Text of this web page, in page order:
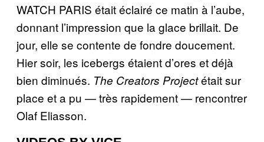
WATCH PARIS était éclairé ce matin à l’aube,
donnant l’impression que la glace brillait. De
jour, elle se contente de fondre doucement.
Hier soir, les icebergs étaient d’ores et déjà
bien diminués. The Creators Projectétait sur
place et a pu — très rapidement — rencontrer
Olaf Eliasson.